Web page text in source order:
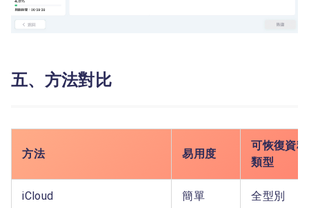
五、方法對比
方法 易用度
可恢復資料
類型
iCloud 簡單 全型別